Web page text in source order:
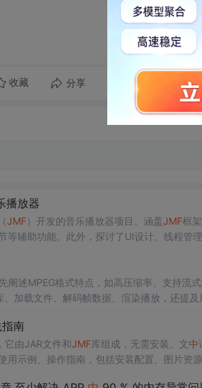
收藏 分享 转发到动态
播放器
JMF）开发的音乐播放器项目。涵盖JMF框
等辅助功能。此外，探讨了UI设计、线程管
阐述MPEG格式特点，如高压缩率、支持流
加载文件、解码帧数据、渲染播放，还提及
南
它由JAR文件和JMF库组成，无需安装。文中
示例、操作指南，包括安装配置、图片资